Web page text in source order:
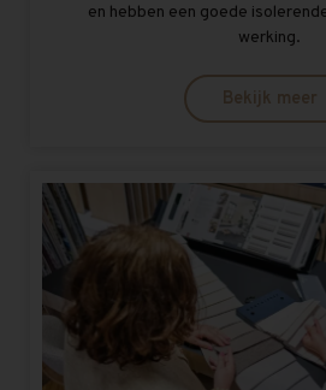
en hebben een goede
werking.
Bekijk meer